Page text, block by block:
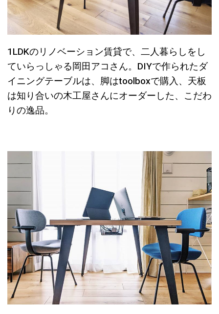
1LDKのリノベーション賃貸で、二人暮らしをし
ていらっしゃる岡田アコさん。DIYで作られたダ
イニングテーブルは、脚はtoolboxで購入、天板
は知り合いの木工屋さんにオーダーした、こだわ
りの逸品。